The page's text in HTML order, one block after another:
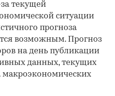
текущей
ситуации
прогноза
возможным. Прогноз
на день публикации
данных, текущих
макроэкономических